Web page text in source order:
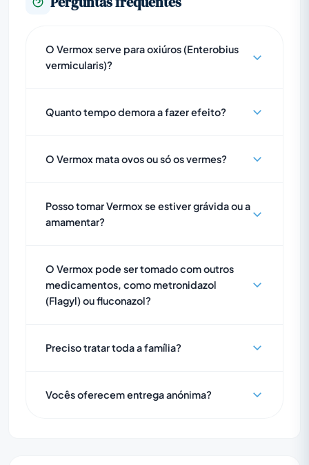
O Vermox serve para oxiúros (Enterobius
vermicularis)?
Quanto tempo demora a fazer efeito?
O Vermox mata ovos ou só os vermes?
Posso tomar Vermox se estiver grávida ou a
amamentar?
O Vermox pode ser tomado com outros
medicamentos, como metronidazol
(Flagyl) ou fluconazol?
Preciso tratar toda a família?
Vocês oferecem entrega anónima?